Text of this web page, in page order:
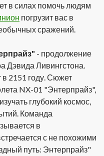
в силах помочь людям
погрузит вас в
сражений.
- продолжение
Дэвида Ливингстона.
2151 году. Сюжет
NX-01 "Энтерпрайз",
глубокий космос,
Команда
в
с не похожими
путь: Энтерпрайз"